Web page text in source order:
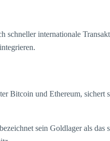
internationale
und Ethereum, sichert
sein Goldlager als das